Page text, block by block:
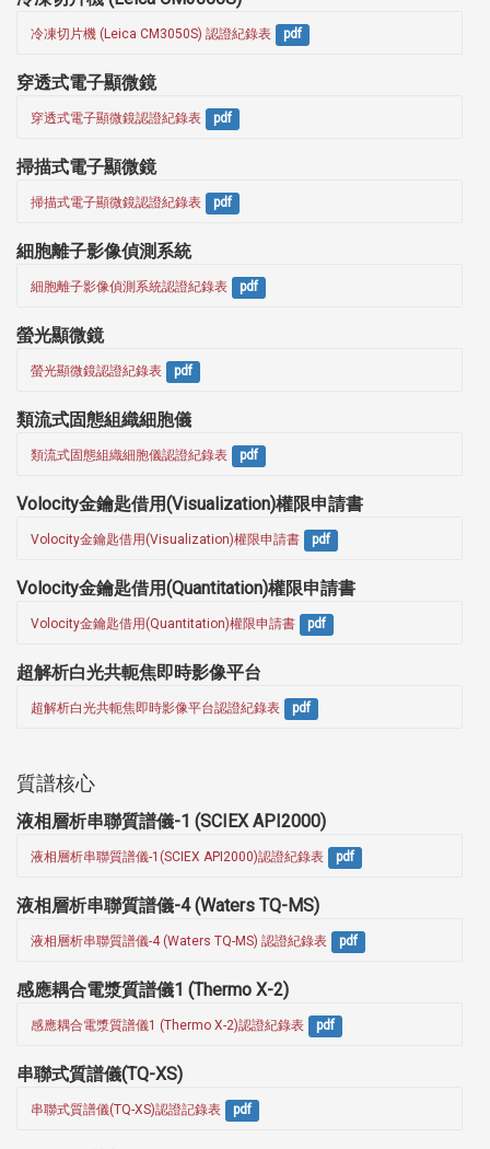
冷凍切片機 (Leica CM3050S) 認證紀錄表 pdf
穿透式電子顯微鏡
穿透式電子顯微鏡認證紀錄表 pdf
掃描式電子顯微鏡
掃描式電子顯微鏡認證紀錄表 pdf
細胞離子影像偵測系統
細胞離子影像偵測系統認證紀錄表 pdf
螢光顯微鏡
螢光顯微鏡認證紀錄表 pdf
類流式固態組織細胞儀
類流式固態組織細胞儀認證紀錄表 pdf
Volocity金鑰匙借用(Visualization)權限申請書
Volocity金鑰匙借用(Visualization)權限申請書 pdf
Volocity金鑰匙借用(Quantitation)權限申請書
Volocity金鑰匙借用(Quantitation)權限申請書 pdf
超解析白光共軛焦即時影像平台
超解析白光共軛焦即時影像平台認證紀錄表 pdf
質譜核心
液相層析串聯質譜儀-1 (SCIEX API2000)
液相層析串聯質譜儀-1(SCIEX API2000)認證紀錄表 pdf
液相層析串聯質譜儀-4 (Waters TQ-MS)
液相層析串聯質譜儀-4 (Waters TQ-MS) 認證紀錄表 pdf
感應耦合電漿質譜儀1 (Thermo X-2)
感應耦合電漿質譜儀1 (Thermo X-2)認證紀錄表 pdf
串聯式質譜儀(TQ-XS)
串聯式質譜儀(TQ-XS)認證記錄表 pdf